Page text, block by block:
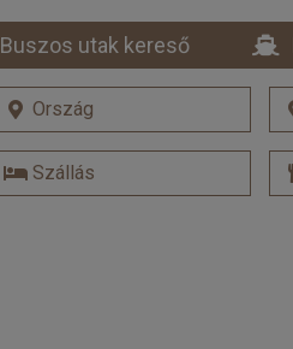
Buszos utak kereső